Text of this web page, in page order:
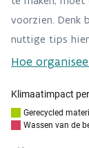
voorzien. Denk
nuttige tips
Hoe